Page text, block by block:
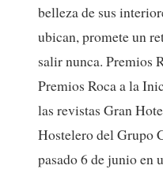
belleza de sus
ubican, promete un
salir nunca. Premios
Premios Roca a la
las revistas Gran
Hostelero del Grupo
pasado 6 de junio en